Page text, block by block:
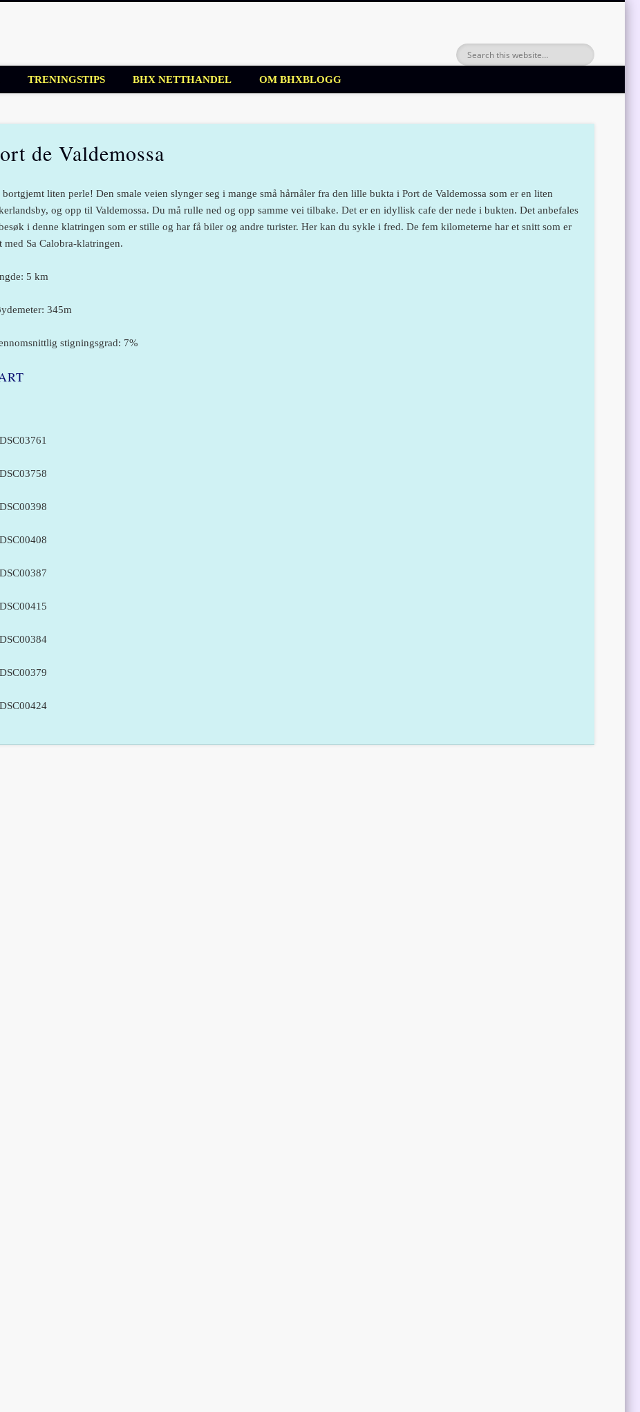
TRENINGSTIPS BHX NETTHANDEL OM BHXBLOGG
de Valdemossa
bortgjemt liten perle! Den smale veien slynger seg i mange små hårnåler fra den lille bukta i Port de Valdemossa som er en liten
og opp til Valdemossa. Du må rulle ned og opp samme vei tilbake. Det er en idyllisk cafe der nede i bukten. Det anbefales
i denne klatringen som er stille og har få biler og andre turister. Her kan du sykle i fred. De fem kilometerne har et snitt som er
med Sa Calobra-klatringen.
5 km
345m
stigningsgrad: 7%